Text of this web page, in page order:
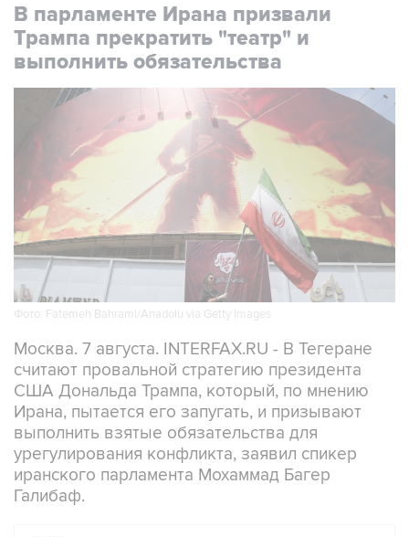
В парламенте Ирана призвали
Трампа прекратить "театр" и
выполнить обязательства
Фото: Fatemeh Bahrami/Anadolu via Getty Images
Москва. 7 августа. INTERFAX.RU - В Тегеране
считают провальной стратегию президента
США Дональда Трампа, который, по мнению
Ирана, пытается его запугать, и призывают
выполнить взятые обязательства для
урегулирования конфликта, заявил спикер
иранского парламента Мохаммад Багер
Галибаф.